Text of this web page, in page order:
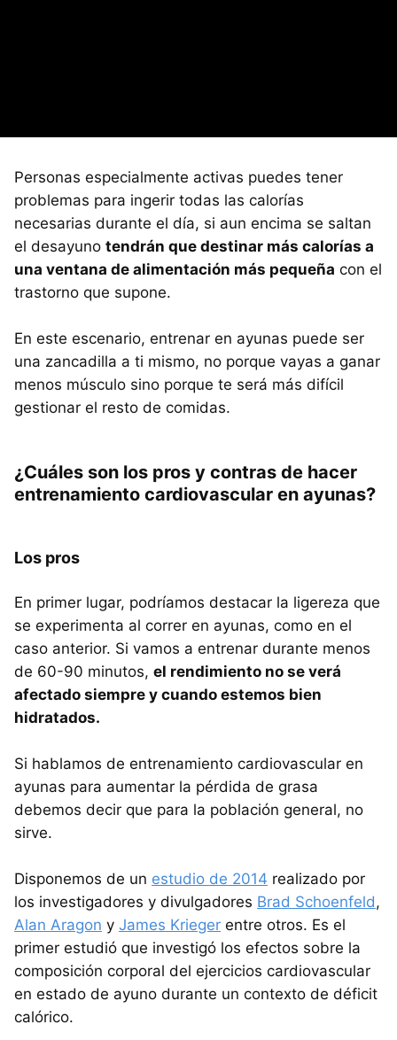
Personas especialmente activas puedes tener
problemas para ingerir todas las calorías
necesarias durante el día, si aun encima se saltan
el desayuno tendrán que destinar más calorías a
una ventana de alimentación más pequeña con el
trastorno que supone.
En este escenario, entrenar en ayunas puede ser
una zancadilla a ti mismo, no porque vayas a ganar
menos músculo sino porque te será más difícil
gestionar el resto de comidas.
¿Cuáles son los pros y contras de hacer
entrenamiento cardiovascular en ayunas?
Los pros
En primer lugar, podríamos destacar la ligereza que
se experimenta al correr en ayunas, como en el
caso anterior. Si vamos a entrenar durante menos
de 60-90 minutos, el rendimiento no se verá
afectado siempre y cuando estemos bien
hidratados.
Si hablamos de entrenamiento cardiovascular en
ayunas para aumentar la pérdida de grasa
debemos decir que para la población general, no
sirve.
Disponemos de un estudio de 2014 realizado por
los investigadores y divulgadores Brad Schoenfeld,
Alan Aragon y James Krieger entre otros. Es el
primer estudió que investigó los efectos sobre la
composición corporal del ejercicios cardiovascular
en estado de ayuno durante un contexto de déficit
calórico.